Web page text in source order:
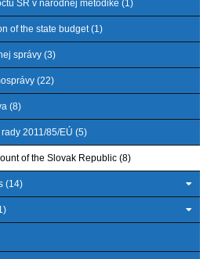
SR v národnej metodike (1)
of the state budget (1)
správy (3)
(22)
(8)
2011/85/EÚ (5)
of the Slovak Republic (8)
(14)